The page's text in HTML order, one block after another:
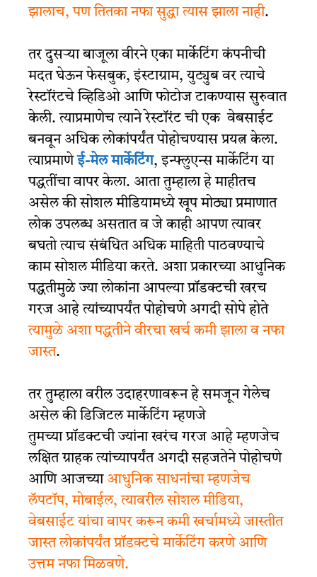
झालाच, पण तितका नफा सुद्धा त्यास झाला नाही.
तर दुसऱ्या बाजूला वीरने एका मार्केटिंग कंपनीची
मदत घेऊन फेसबुक, इंस्टाग्राम, युट्युब वर त्याचे
रेस्टॉरंटचे व्हिडिओ आणि फोटोज टाकण्यास सुरुवात
केली. त्याप्रमाणेच त्याने रेस्टॉरंट ची एक वेबसाईट
बनवून अधिक लोकांपर्यंत पोहोचण्यास प्रयत्न केला.
त्याप्रमाणे ई-मेल मार्केटिंग, इन्फ्लुएन्स मार्केटिंग या
पद्धतींचा वापर केला. आता तुम्हाला हे माहीतच
असेल की सोशल मीडियामध्ये खूप मोठ्या प्रमाणात
लोक उपलब्ध असतात व जे काही आपण त्यावर
बघतो त्याच संबंधित अधिक माहिती पाठवण्याचे
काम सोशल मीडिया करते. अशा प्रकारच्या आधुनिक
पद्धतीमुळे ज्या लोकांना आपल्या प्रॉडक्टची खरच
गरज आहे त्यांच्यापर्यंत पोहोचणे अगदी सोपे होते
त्यामुळे अशा पद्धतीने वीरचा खर्च कमी झाला व नफा
जास्त.
तर तुम्हाला वरील उदाहरणावरून हे समजून गेलेच
असेल की डिजिटल मार्केटिंग म्हणजे
तुमच्या प्रॉडक्टची ज्यांना खरंच गरज आहे म्हणजेच
लक्षित ग्राहक त्यांच्यापर्यंत अगदी सहजतेने पोहोचणे
आणि आजच्या आधुनिक साधनांचा म्हणजेच
लॅपटॉप, मोबाईल, त्यावरील सोशल मीडिया,
वेबसाईट यांचा वापर करून कमी खर्चामध्ये जास्तीत
जास्त लोकांपर्यंत प्रॉडक्टचे मार्केटिंग करणे आणि
उत्तम नफा मिळवणे.